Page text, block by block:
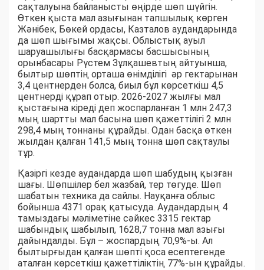
сақталуына байланысты өңірде шөп шүйгін.
Өткен қыста мал азығынан тапшылық көрген
Жәнібек, Бөкей ордасы, Казталов аудандарында
да шөп шығымы жақсы. Облыстық ауыл
шаруашылығы басқармасы басшысының
орынбасары Рүстем Зұлқашевтың айтуынша,
былтыр шөптің орташа өнімділігі әр гектарынан
3,4 центнерден болса, биыл бұл көрсеткіш 4,5
центнерді құрап отыр. 2026-2027 жылғы мал
қыстағына кіреді деп жоспарланған 1 млн 247,3
мың шартты мал басына шөп қажеттілігі 2 млн
298,4 мың тоннаны құрайды. Одан басқа өткен
жылдан қалған 141,5 мың тонна шөп сақтаулы
тұр.
Қазіргі кезде аудандарда шөп шабудың қызған
шағы. Шөпшілер бел жазбай, тер төгуде. Шөп
шабатын техника да сайлы. Науқанға облыс
бойынша 4371 орақ қатысуда. Аудандардың 4
тамыздағы мәліметіне сәйкес 3315 гектар
шабындық шабылып, 1628,7 тонна мал азығы
дайындалды. Бұл – жоспардың 70,9%-ы. Ал
былтырғыдан қалған шөпті қоса есептегенде
аталған көрсеткіш қажеттіліктің 77%-ын құрайды.